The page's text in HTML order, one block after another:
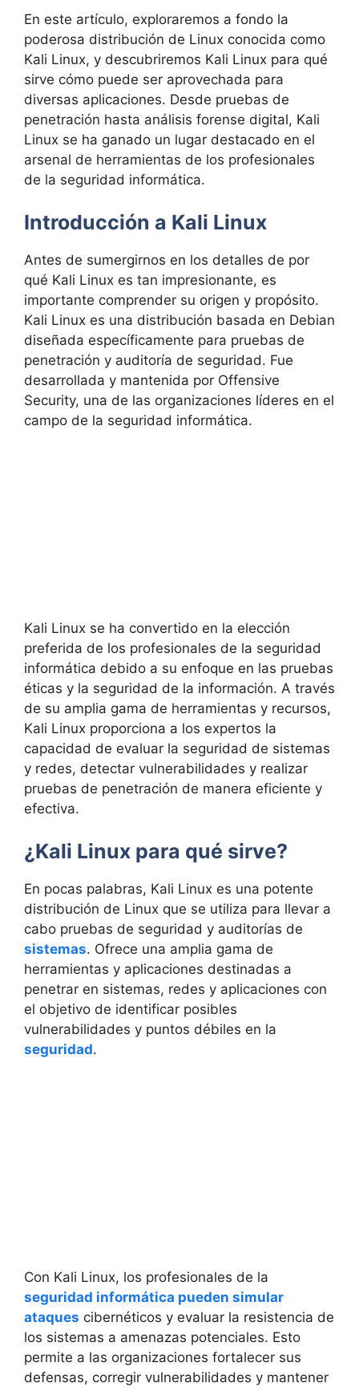
En este artículo, exploraremos a fondo la
poderosa distribución de Linux conocida como
Kali Linux, y descubriremos Kali Linux para qué
sirve cómo puede ser aprovechada para
diversas aplicaciones. Desde pruebas de
penetración hasta análisis forense digital, Kali
Linux se ha ganado un lugar destacado en el
arsenal de herramientas de los profesionales
de la seguridad informática.
Introducción a Kali Linux
Antes de sumergirnos en los detalles de por
qué Kali Linux es tan impresionante, es
importante comprender su origen y propósito.
Kali Linux es una distribución basada en Debian
diseñada específicamente para pruebas de
penetración y auditoría de seguridad. Fue
desarrollada y mantenida por Offensive
Security, una de las organizaciones líderes en el
campo de la seguridad informática.
Kali Linux se ha convertido en la elección
preferida de los profesionales de la seguridad
informática debido a su enfoque en las pruebas
éticas y la seguridad de la información. A través
de su amplia gama de herramientas y recursos,
Kali Linux proporciona a los expertos la
capacidad de evaluar la seguridad de sistemas
y redes, detectar vulnerabilidades y realizar
pruebas de penetración de manera eficiente y
efectiva.
¿Kali Linux para qué sirve?
En pocas palabras, Kali Linux es una potente
distribución de Linux que se utiliza para llevar a
cabo pruebas de seguridad y auditorías de
sistemas. Ofrece una amplia gama de
herramientas y aplicaciones destinadas a
penetrar en sistemas, redes y aplicaciones con
el objetivo de identificar posibles
vulnerabilidades y puntos débiles en la
seguridad.
Con Kali Linux, los profesionales de la
seguridad informática pueden simular
ataques cibernéticos y evaluar la resistencia de
los sistemas a amenazas potenciales. Esto
permite a las organizaciones fortalecer sus
defensas, corregir vulnerabilidades y mantener